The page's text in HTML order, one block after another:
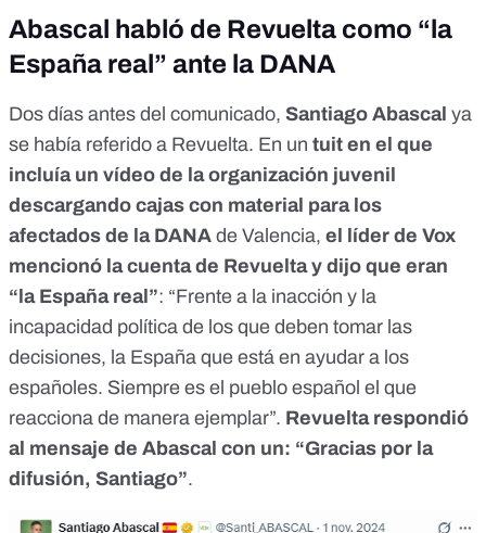
Abascal habló de Revuelta como “la
España real” ante la DANA
Dos días antes del comunicado, Santiago Abascal ya
se había referido a Revuelta. En un tuit en el que
incluía un vídeo de la organización juvenil
descargando cajas con material para los
afectados de la DANA de Valencia, el líder de Vox
mencionó la cuenta de Revueltay dijo que eran
“la España real”: “Frente a la inacción y la
incapacidad política de los que deben tomar las
decisiones, la España que está en ayudar a los
españoles. Siempre es el pueblo español el que
reacciona de manera ejemplar”. Revuelta respondió
al mensaje de Abascal con un: “Gracias por la
difusión, Santiago”.